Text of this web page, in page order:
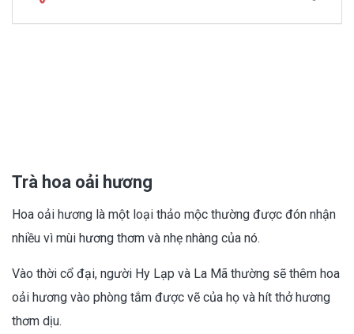
Trà hoa oải hương
Hoa oải hương là một loại thảo mộc thường được đón nhận
nhiều vì mùi hương thơm và nhẹ nhàng của nó.
Vào thời cổ đại, người Hy Lạp và La Mã thường sẽ thêm hoa
oải hương vào phòng tắm được vẽ của họ và hít thở hương
thơm dịu.